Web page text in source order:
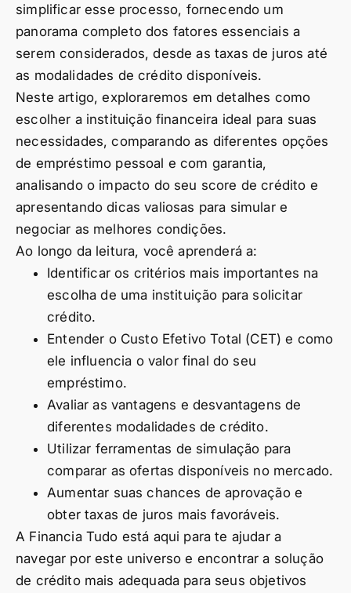
simplificar esse processo, fornecendo um
panorama completo dos fatores essenciais a
serem considerados, desde as taxas de juros até
as modalidades de crédito disponíveis.
Neste artigo, exploraremos em detalhes como
escolher a instituição financeira ideal para suas
necessidades, comparando as diferentes opções
de empréstimo pessoal e com garantia,
analisando o impacto do seu score de crédito e
apresentando dicas valiosas para simular e
negociar as melhores condições.
Ao longo da leitura, você aprenderá a:
Identificar os critérios mais importantes na
escolha de uma instituição para solicitar
crédito.
Entender o Custo Efetivo Total (CET) e como
ele influencia o valor final do seu
empréstimo.
Avaliar as vantagens e desvantagens de
diferentes modalidades de crédito.
Utilizar ferramentas de simulação para
comparar as ofertas disponíveis no mercado.
Aumentar suas chances de aprovação e
obter taxas de juros mais favoráveis.
A Financia Tudo está aqui para te ajudar a
navegar por este universo e encontrar a solução
de crédito mais adequada para seus objetivos